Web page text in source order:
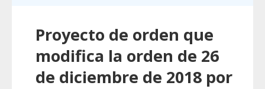
Proyecto de orden que
modifica la orden de 26
de diciembre de 2018 por